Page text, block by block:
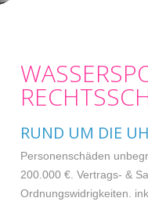
RUND UM DIE
Personenschäden
200.000 €. Vertrags- &
Ordnungswidrigkeiten.